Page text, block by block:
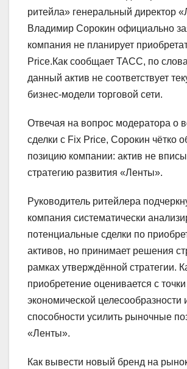
ритейла» генеральный директор
Владимир Сорокин официально
компания не планирует
Price.Как сообщает ТАСС, по
данный актив не соответствует
бизнес‑модели торговой сети.
Отвечая на вопрос модератора о
сделки с Fix Price, Сорокин чётко
позицию компании: актив не
стратегию развития «Ленты».
Руководитель ритейлера
компания систематически
потенциальные сделки по
активов, но принимает решения
рамках утверждённой стратегии.
приобретение оценивается с
экономической целесообразности
способности усилить рыночные
«Ленты».
Как вывести новый бренд на